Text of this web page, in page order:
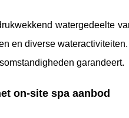
watergedeelte
en diverse
garandeert.
on-site spa aanbod